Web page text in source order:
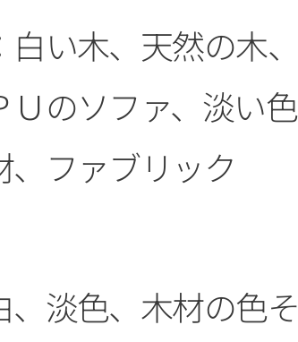
い木、天然の木、
Ｕのソファ、淡い色
、ファブリック
、淡色、木材の色そ